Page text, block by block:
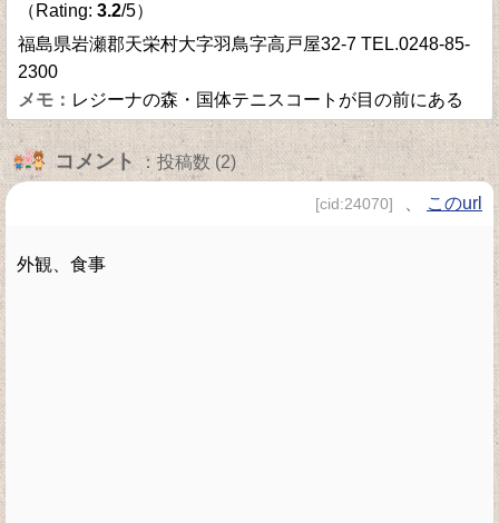
（Rating: 3.2/5）
福島県岩瀬郡天栄村大字羽鳥字高戸屋32-7 TEL.0248-85-
2300
レジーナの森・国体テニスコートが目の前にある
コメント ：投稿数 (2)
[cid:24070] このurl
外観、食事